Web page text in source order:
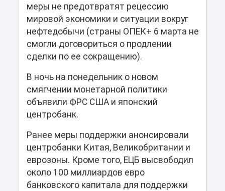
меры не предотвратят рецессию
мировой экономики и ситуации вокруг
нефтедобычи (страны ОПЕК+ 6 марта не
смогли договориться о продлении
сделки по ее сокращению).
В ночь на понедельник о новом
смягчении монетарной политики
объявили ФРС США и японский
центробанк.
Ранее меры поддержки анонсировали
центробанки Китая, Великобритании и
еврозоны. Кроме того, ЕЦБ высвободил
около 100 миллиардов евро
банковского капитала для поддержки